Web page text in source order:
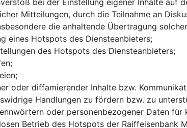
bei der Einstellung eigener Inhalte auf
Mitteilungen, durch die Teilnahme an
die anhaltende Übertragung
eines Hotspots des Diensteanbieters;
des Hotspots des Diensteanbieters;
oder diffamierender Inhalte bzw.
Handlungen zu fördern bzw. zu
oder personenbezogener Daten
Betrieb des Hotspots der Raiffeisenbank